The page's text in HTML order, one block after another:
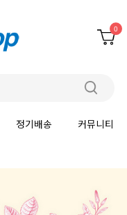
0
정기배송 커뮤니티